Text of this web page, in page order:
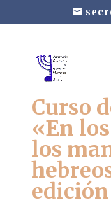
Curso
«En
los
edición